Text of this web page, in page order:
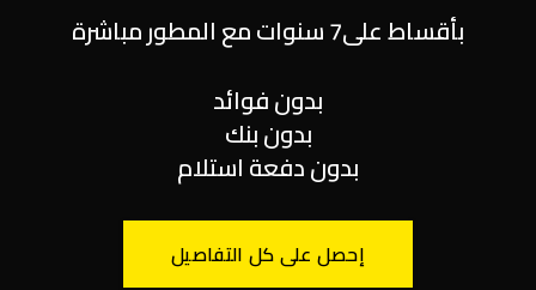
بأقساط على7 سنوات مع المطور مباشرة
بدون فوائد
بدون بنك
بدون دفعة استلام
إحصل على كل التفاصيل